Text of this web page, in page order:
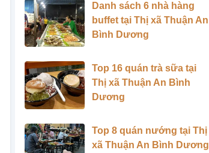
Danh sách 6 nhà hàng
buffet tại Thị xã Thuận An
Bình Dương
Top 16 quán trà sữa tại
Thị xã Thuận An Bình
Dương
Top 8 quán nướng tại Thị
xã Thuận An Bình Dương